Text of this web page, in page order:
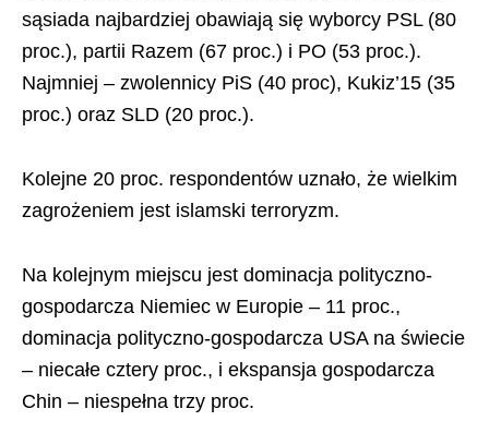
sąsiada najbardziej obawiają się wyborcy PSL (80
proc.), partii Razem (67 proc.) i PO (53 proc.).
Najmniej – zwolennicy PiS (40 proc), Kukiz’15 (35
proc.) oraz SLD (20 proc.).
Kolejne 20 proc. respondentów uznało, że wielkim
zagrożeniem jest islamski terroryzm.
Na kolejnym miejscu jest dominacja polityczno-
gospodarcza Niemiec w Europie – 11 proc.,
dominacja polityczno-gospodarcza USA na świecie
– niecałe cztery proc., i ekspansja gospodarcza
Chin – niespełna trzy proc.